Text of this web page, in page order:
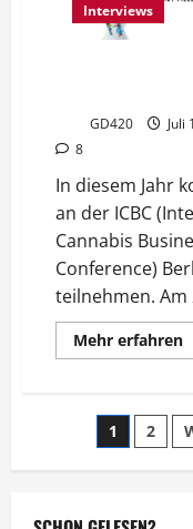
Interviews
GD420
Juli
8
In diesem Jahr
an der ICBC
Cannabis
Conference)
teilnehmen. Am
Mehr erfahren
–
der
1 2